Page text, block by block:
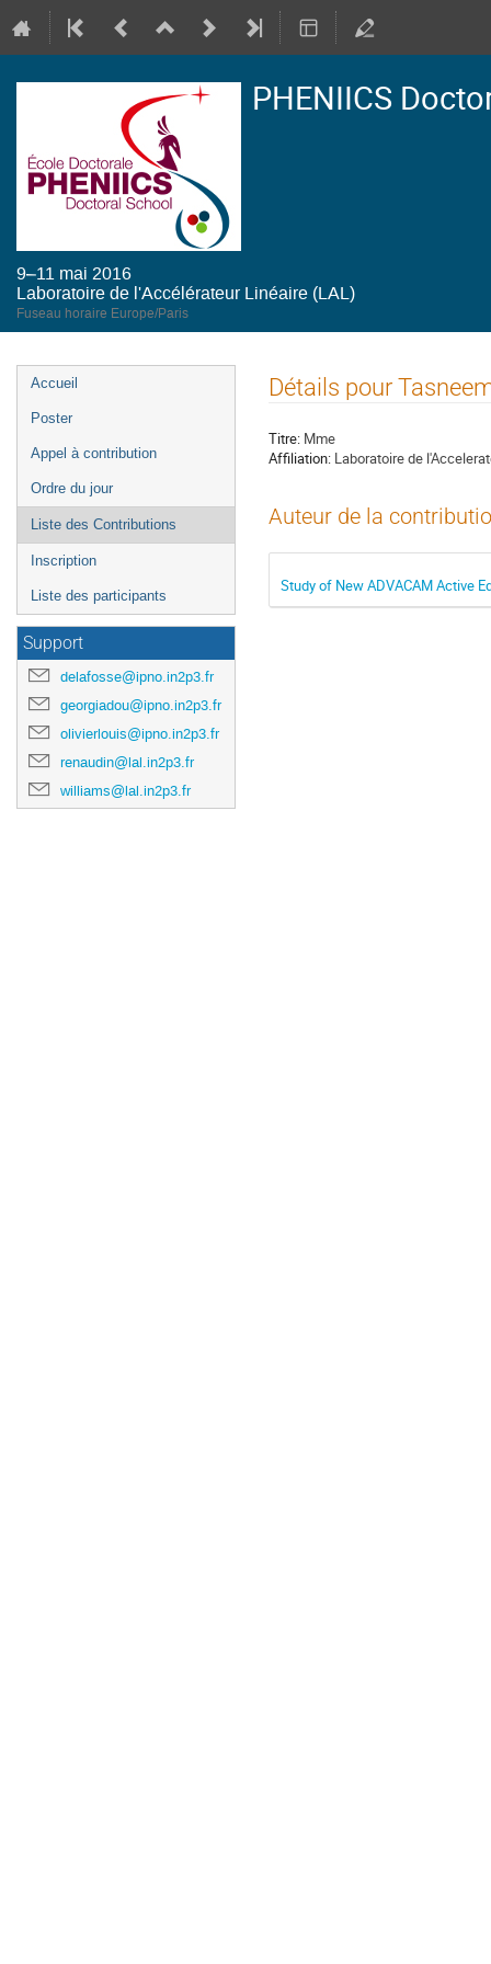
PHENIICS
9–11 mai 2016
Laboratoire de l'Accélérateur Linéaire (LAL)
Fuseau horaire Europe/Paris
Menu
de
Accueil
Poster
Appel à contribution
Ordre du jour
Liste des Contributions
Inscription
Liste des participants
Support
delafosse@ipno.in2p3.fr
georgiadou@ipno.in2p3.fr
olivierlouis@ipno.in2p3.fr
renaudin@lal.in2p3.fr
williams@lal.in2p3.fr
Détails pour
Titre: Mme
Affiliation: Laboratoire de
Auteur de la
Study of New ADVACAM Active